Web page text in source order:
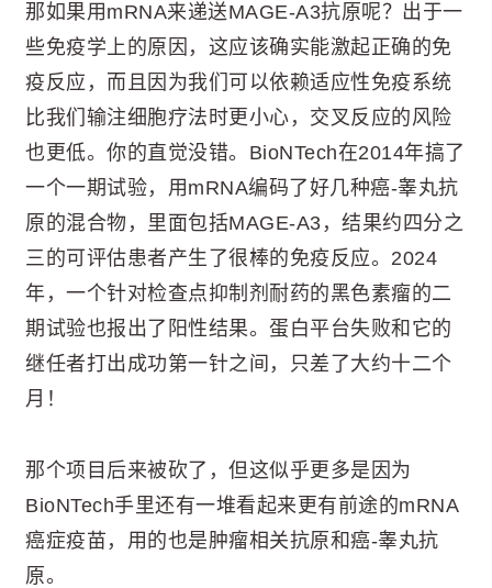
那如果用mRNA来递送MAGE-A3抗原呢？出于一
些免疫学上的原因，这应该确实能激起正确的免
疫反应，而且因为我们可以依赖适应性免疫系统
比我们输注细胞疗法时更小心，交叉反应的风险
也更低。你的直觉没错。BioNTech在2014年搞了
一个一期试验，用mRNA编码了好几种癌-睾丸抗
原的混合物，里面包括MAGE-A3，结果约四分之
三的可评估患者产生了很棒的免疫反应。2024
年，一个针对检查点抑制剂耐药的黑色素瘤的二
期试验也报出了阳性结果。蛋白平台失败和它的
继任者打出成功第一针之间，只差了大约十二个
月！
那个项目后来被砍了，但这似乎更多是因为
BioNTech手里还有一堆看起来更有前途的mRNA
癌症疫苗，用的也是肿瘤相关抗原和癌-睾丸抗
原。